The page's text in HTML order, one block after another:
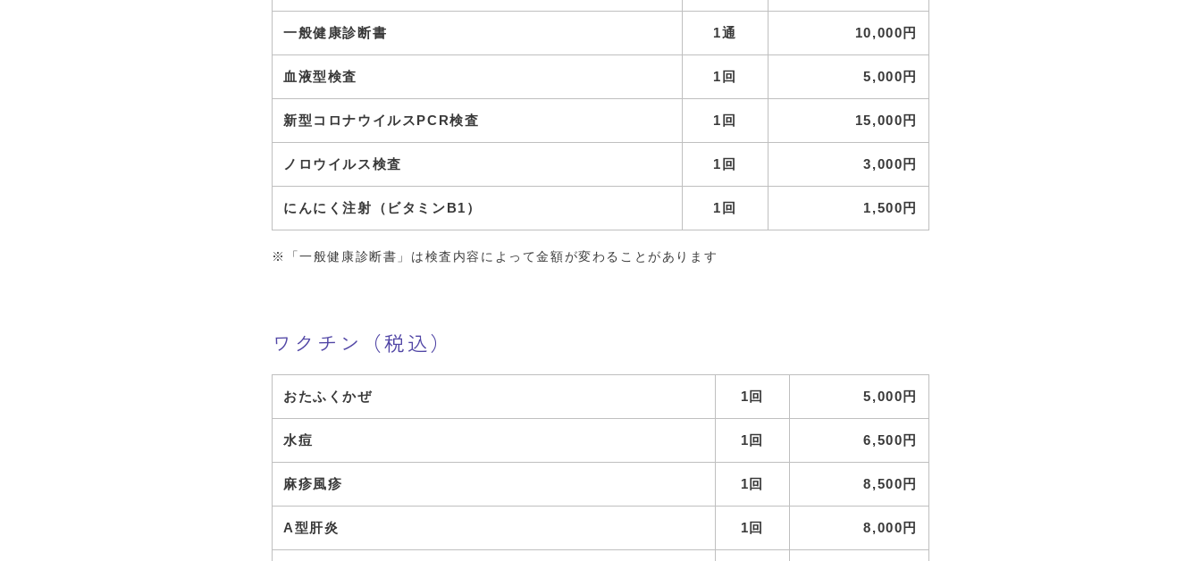
一般健康診断書 1通 10,000円
血液型検査 1回 5,000円
新型コロナウイルスPCR検査 1回 15,000円
ノロウイルス検査 1回 3,000円
にんにく注射（ビタミンB1） 1回 1,500円
※「一般健康診断書」は検査内容によって金額が変わることがあります
ワクチン（税込）
おたふくかぜ 1回 5,000円
水痘 1回 6,500円
麻疹風疹 1回 8,500円
A型肝炎 1回 8,000円